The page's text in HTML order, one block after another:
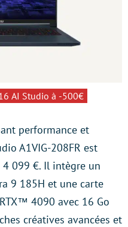
AI Studio à -500€
performance et
A1VIG-208FR est
099 €. Il intègre un
9 185H et une carte
4090 avec 16 Go
créatives avancées et